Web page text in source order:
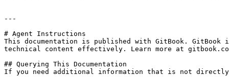
---
# Agent Instructions
This documentation is published with GitBook. GitBook
technical content effectively. Learn more at
## Querying This Documentation
If you need additional information that is not directly